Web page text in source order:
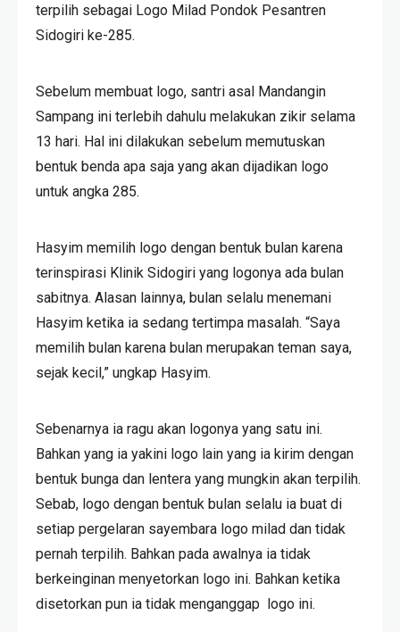
terpilih sebagai Logo Milad Pondok Pesantren
Sidogiri ke-285.
Sebelum membuat logo, santri asal Mandangin
Sampang ini terlebih dahulu melakukan zikir selama
13 hari. Hal ini dilakukan sebelum memutuskan
bentuk benda apa saja yang akan dijadikan logo
untuk angka 285.
Hasyim memilih logo dengan bentuk bulan karena
terinspirasi Klinik Sidogiri yang logonya ada bulan
sabitnya. Alasan lainnya, bulan selalu menemani
Hasyim ketika ia sedang tertimpa masalah. “Saya
memilih bulan karena bulan merupakan teman saya,
sejak kecil,” ungkap Hasyim.
Sebenarnya ia ragu akan logonya yang satu ini.
Bahkan yang ia yakini logo lain yang ia kirim dengan
bentuk bunga dan lentera yang mungkin akan terpilih.
Sebab, logo dengan bentuk bulan selalu ia buat di
setiap pergelaran sayembara logo milad dan tidak
pernah terpilih. Bahkan pada awalnya ia tidak
berkeinginan menyetorkan logo ini. Bahkan ketika
disetorkan pun ia tidak menganggap logo ini.